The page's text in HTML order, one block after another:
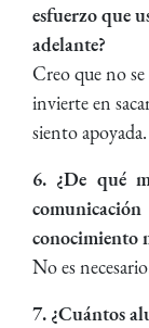
esfuerzo que
adelante?
Creo que no
invierte en
siento apoyada.
6. ¿De qué
conocimiento
No es
7. ¿Cuántos